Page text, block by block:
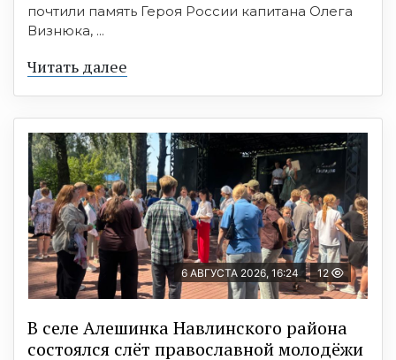
почтили память Героя России капитана Олега
Визнюка, ...
Читать далее
6 АВГУСТА 2026, 16:24 12
В селе Алешинка Навлинского района
состоялся слёт православной молодёжи